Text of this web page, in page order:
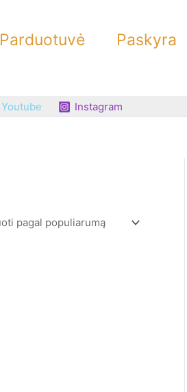
Parduotuvė Paskyra
Youtube Instagram